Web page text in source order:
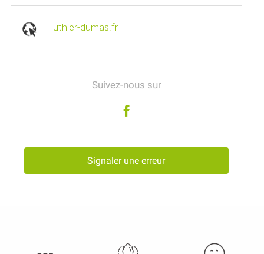
luthier-dumas.fr
Suivez-nous sur
Signaler une erreur